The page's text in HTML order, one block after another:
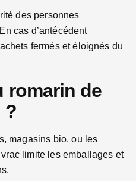
des personnes
cas d’antécédent
fermés et éloignés du
romarin de
?
magasins bio, ou les
limite les emballages et